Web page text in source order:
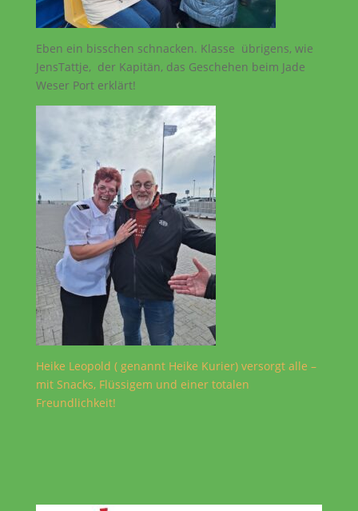
Eben ein bisschen schnacken. Klasse übrigens, wie
JensTattje, der Kapitän, das Geschehen beim Jade
Weser Port erklärt!
Heike Leopold ( genannt Heike Kurier) versorgt alle –
mit Snacks, Flüssigem und einer totalen
Freundlichkeit!